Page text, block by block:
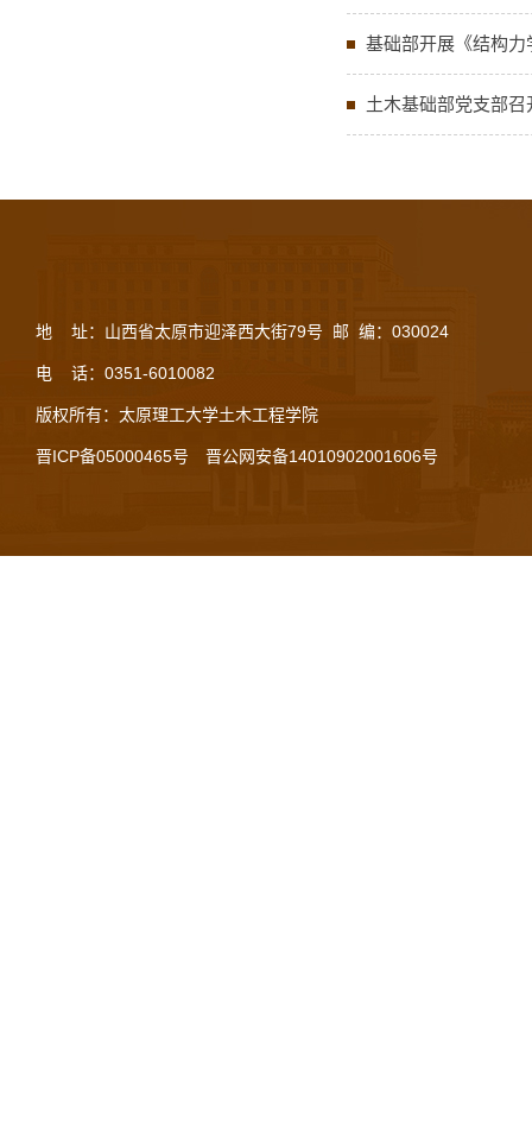
基础部开展《结构
土木基础部党支部
地 址：山西省太原市迎泽西大街79号 邮 编：030024
电 话：0351-6010082
版权所有：太原理工大学土木工程学院
晋ICP备05000465号 晋公网安备14010902001606号